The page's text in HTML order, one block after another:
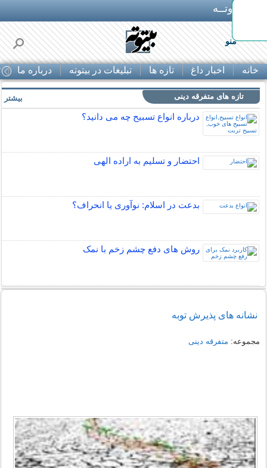
بـیتوتــه
منو
خانه اخبار داغ تازه ها تبلیغات در بیتوته درباره ما
تازه های متفرقه دینی
درباره انواع تسبیح چه می دانید؟
احتضار و تسلیم به اراده الهی
بدعت در اسلام: نوآوری یا انحراف؟
روش های دفع چشم زخم با نمک
بیشتر
نشانه های پذیرش توبه
مجموعه: متفرقه دینی